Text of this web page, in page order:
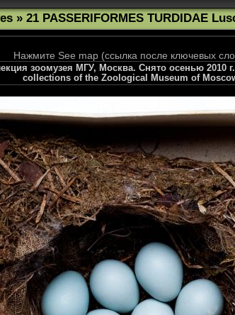
» 21 PASSERIFORMES TURDIDAE
Нажмите See map (ссылка после ключевых
зоомузея МГУ, Москва. Снято осенью
collections of the Zoological Museum of